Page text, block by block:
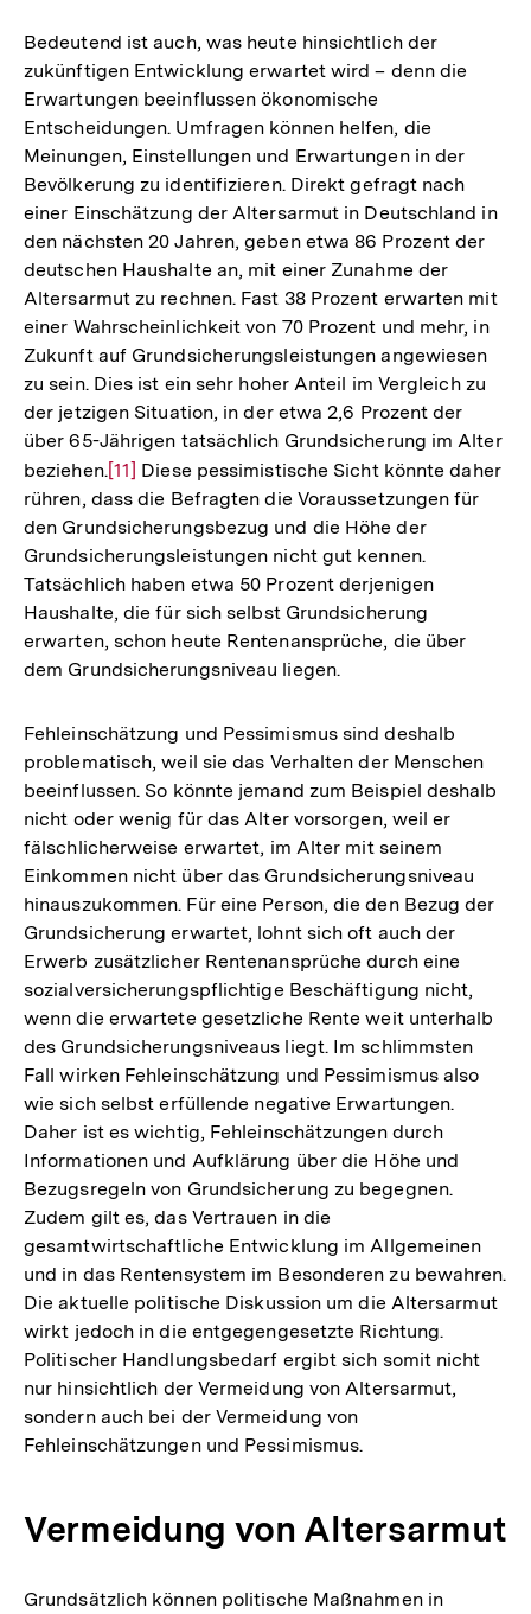
Bedeutend ist auch, was heute hinsichtlich der
zukünftigen Entwicklung erwartet wird – denn die
Erwartungen beeinflussen ökonomische
Entscheidungen. Umfragen können helfen, die
Meinungen, Einstellungen und Erwartungen in der
Bevölkerung zu identifizieren. Direkt gefragt nach
einer Einschätzung der Altersarmut in Deutschland in
den nächsten 20 Jahren, geben etwa 86 Prozent der
deutschen Haushalte an, mit einer Zunahme der
Altersarmut zu rechnen. Fast 38 Prozent erwarten mit
einer Wahrscheinlichkeit von 70 Prozent und mehr, in
Zukunft auf Grundsicherungsleistungen angewiesen
zu sein. Dies ist ein sehr hoher Anteil im Vergleich zu
der jetzigen Situation, in der etwa 2,6 Prozent der
über 65-Jährigen tatsächlich Grundsicherung im Alter
beziehen.Zur
Auflösung
der
Fußnote
[11] Diese pessimistische Sicht könnte daher
rühren, dass die Befragten die Voraussetzungen für
den Grundsicherungsbezug und die Höhe der
Grundsicherungsleistungen nicht gut kennen.
Tatsächlich haben etwa 50 Prozent derjenigen
Haushalte, die für sich selbst Grundsicherung
erwarten, schon heute Rentenansprüche, die über
dem Grundsicherungsniveau liegen.
Fehleinschätzung und Pessimismus sind deshalb
problematisch, weil sie das Verhalten der Menschen
beeinflussen. So könnte jemand zum Beispiel deshalb
nicht oder wenig für das Alter vorsorgen, weil er
fälschlicherweise erwartet, im Alter mit seinem
Einkommen nicht über das Grundsicherungsniveau
hinauszukommen. Für eine Person, die den Bezug der
Grundsicherung erwartet, lohnt sich oft auch der
Erwerb zusätzlicher Rentenansprüche durch eine
sozialversicherungspflichtige Beschäftigung nicht,
wenn die erwartete gesetzliche Rente weit unterhalb
des Grundsicherungsniveaus liegt. Im schlimmsten
Fall wirken Fehleinschätzung und Pessimismus also
wie sich selbst erfüllende negative Erwartungen.
Daher ist es wichtig, Fehleinschätzungen durch
Informationen und Aufklärung über die Höhe und
Bezugsregeln von Grundsicherung zu begegnen.
Zudem gilt es, das Vertrauen in die
gesamtwirtschaftliche Entwicklung im Allgemeinen
und in das Rentensystem im Besonderen zu bewahren.
Die aktuelle politische Diskussion um die Altersarmut
wirkt jedoch in die entgegengesetzte Richtung.
Politischer Handlungsbedarf ergibt sich somit nicht
nur hinsichtlich der Vermeidung von Altersarmut,
sondern auch bei der Vermeidung von
Fehleinschätzungen und Pessimismus.
Vermeidung von Altersarmut
Grundsätzlich können politische Maßnahmen in